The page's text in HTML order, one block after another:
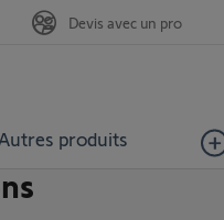
produits
Devis avec un pro